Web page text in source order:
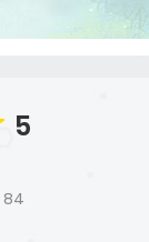
5
84